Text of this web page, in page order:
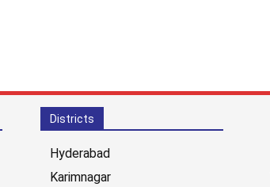
Districts
Hyderabad
Karimnagar